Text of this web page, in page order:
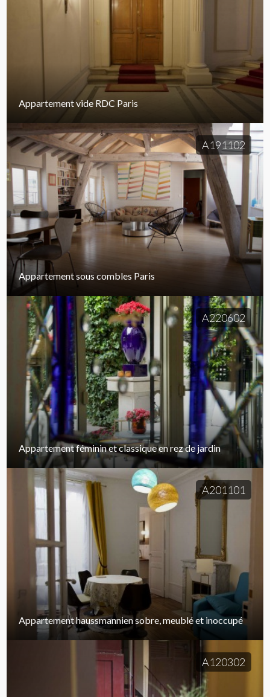
Appartement vide RDC Paris
A191102
Appartement sous combles Paris
A220602
Appartement féminin et classique en rez de jardin
A201101
Appartement haussmannien sobre, meublé et inoccupé
A120302